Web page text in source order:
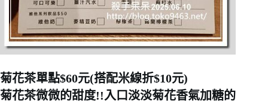
菊花茶單點$60元(搭配米線折$10元)
菊花茶微微的甜度!!入口淡淡菊花香氣加糖的